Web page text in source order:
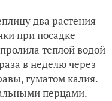
два растения
при посадке
теплой водой
в неделю через
гуматом калия.
перцами.